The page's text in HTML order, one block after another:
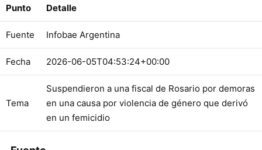
Punto Detalle
Fuente Infobae Argentina
Fecha 2026-06-05T04:53:24+00:00
Tema
Suspendieron a una fiscal de Rosario por demoras
en una causa por violencia de género que derivó
en un femicidio